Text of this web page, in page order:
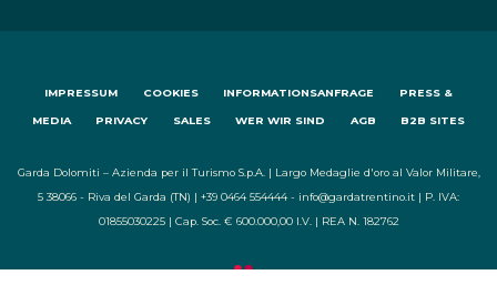
IMPRESSUM COOKIES INFORMATIONSANFRAGE PRESS &
MEDIA PRIVACY SALES WER WIR SIND AGB B2B SITES
Garda Dolomiti – Azienda per il Turismo S.p.A. | Largo Medaglie d'oro al Valor Militare,
5 38066 - Riva del Garda (TN) | +39 0464 554444 - info@gardatrentino.it | P. IVA:
01855030225 | Cap. Soc. € 600.000,00 I.V. | REA N. 182762